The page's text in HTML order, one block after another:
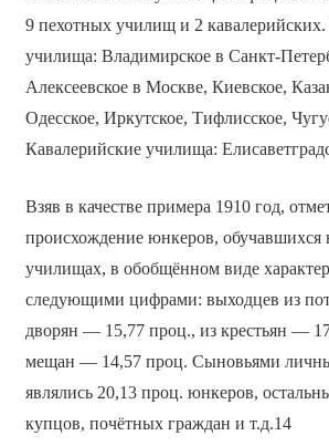
9 пехотных училищ и 2
училища: Владимирское в Санкт-
Алексеевское в Москве, Киевское,
Одесское, Иркутское, Тифлисское,
Кавалерийские училища:
Взяв в качестве примера 1910 год,
происхождение юнкеров, обучавшихся
училищах, в обобщённом виде
следующими цифрами: выходцев из
дворян — 15,77 проц., из крестьян —
мещан — 14,57 проц. Сыновьями
являлись 20,13 проц. юнкеров,
купцов, почётных граждан и т.д.14